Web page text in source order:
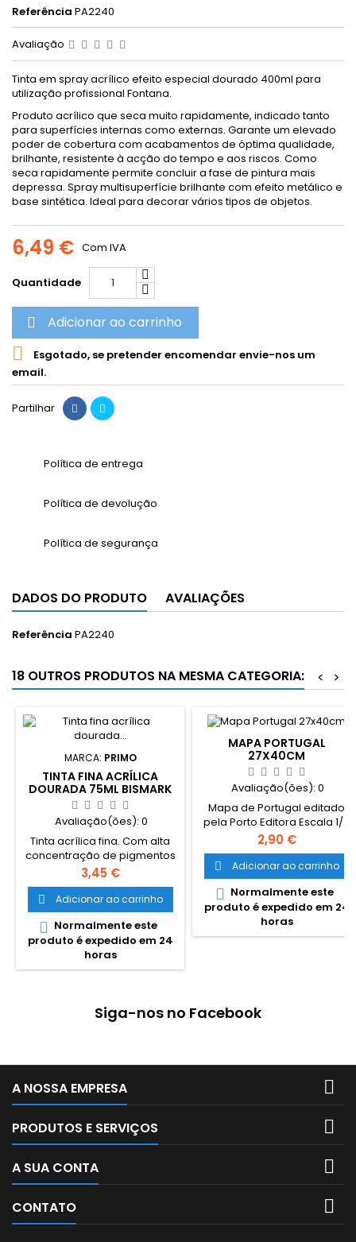
Referência PA2240
Avaliação
Tinta em spray acrílico efeito especial dourado 400ml para
utilização profissional Fontana.
Produto acrílico que seca muito rapidamente, indicado tanto
para superfícies internas como externas. Garante um elevado
poder de cobertura com acabamentos de óptima qualidade,
brilhante, resistente à acção do tempo e aos riscos. Como
seca rapidamente permite concluir a fase de pintura mais
depressa. Spray multisuperfície brilhante com efeito metálico e
base sintética. Ideal para decorar vários tipos de objetos.
6,49 € Com IVA
Quantidade
 Adicionar ao carrinho

Esgotado, se pretender encomendar envie-nos um
email.
Partilhar
Política de entrega
Política de devolução
Política de segurança
DADOS DO PRODUTO AVALIAÇÕES
Referência PA2240
18 OUTROS PRODUTOS NA MESMA CATEGORIA: >
<
MARCA: PRIMO
TINTA FINA ACRÍLICA
DOURADA 75ML BISMARK
Avaliação(ões): 0
Tinta acrílica fina. Com alta
concentração de pigmentos
e elevada opacidade, após
secagem fica
completamente
permanente. De aplicação
fácil na generalidade das
superfícies, de efeito
consistente e elástico, cores
vívidas, resistentes e
secagem completa e eficaz
Tubo com 75ml
Preço
3,45 €
 Adicionar ao carrinho
 Normalmente este
produto é expedido em 24
horas
MAPA PORTUGAL
27X40CM
Avaliação(ões): 0
Mapa de Portugal editado
pela Porto Editora Escala 1/2
000 000 (Açores e Madeira);
1/1 500 000 (continente). 1 cm:
20 km (Açores e Madeira); 1
cm: 15 km (continente). Mapa
com a divisão administrativa
de Portugal. Regiões
Autónomas, distritos e
concelhos. Informação
Preço
2,90 €
 Adicionar ao carrinho
 Normalmente este
produto é expedido em 24
horas
Siga-nos no Facebook
A NOSSA EMPRESA 
PRODUTOS E SERVIÇOS 
A SUA CONTA 
CONTATO 